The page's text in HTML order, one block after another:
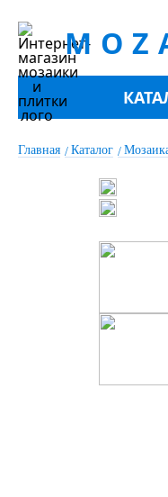
Главная Каталог